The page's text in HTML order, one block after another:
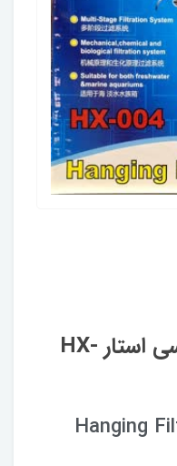
فیلتر هنگان آکواریوم سی استار HX-
Hanging